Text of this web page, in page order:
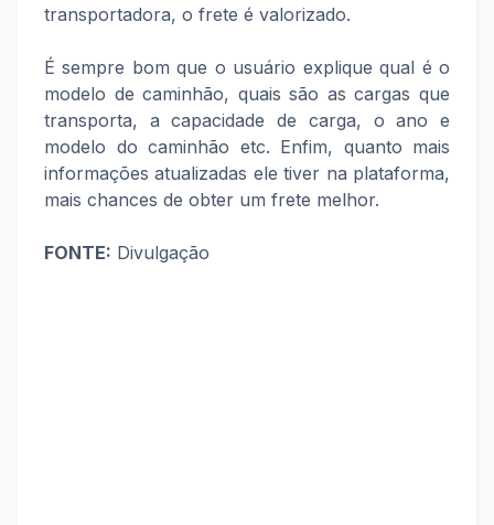
transportadora, o frete é valorizado.
É sempre bom que o usuário explique qual é o
modelo de caminhão, quais são as cargas que
transporta, a capacidade de carga, o ano e
modelo do caminhão etc. Enfim, quanto mais
informações atualizadas ele tiver na plataforma,
mais chances de obter um frete melhor.
FONTE: Divulgação